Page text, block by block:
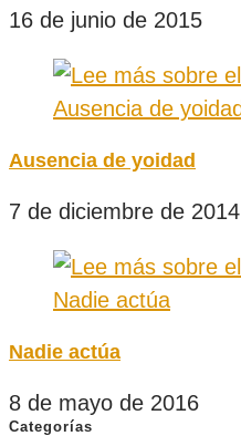
16 de junio de 2015
Ausencia de yoidad
7 de diciembre de 2014
Nadie actúa
8 de mayo de 2016
Categorías